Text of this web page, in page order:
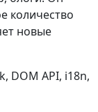
количество
новые
DOM API, i18n,